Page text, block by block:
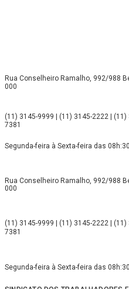
Rua Conselheiro Ramalho, 992/988
000
(11) 3145-9999 | (11) 3145-2222 |
7381
Segunda-feira à Sexta-feira das
Rua Conselheiro Ramalho, 992/988
000
(11) 3145-9999 | (11) 3145-2222 |
7381
Segunda-feira à Sexta-feira das